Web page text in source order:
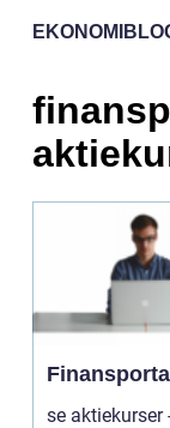
se aktiekurser